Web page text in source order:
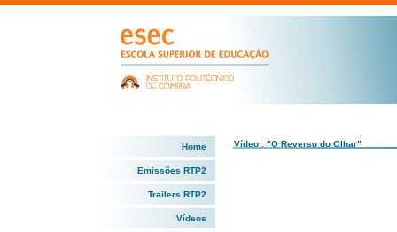
Home
Emissões RTP2
Trailers RTP2
Vídeos
Vídeo : "O Reverso do Olhar"